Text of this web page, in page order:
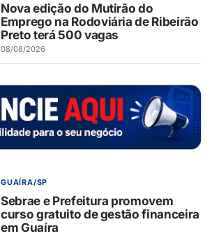
Nova edição do Mutirão do
Emprego na Rodoviária de Ribeirão
Preto terá 500 vagas
08/08/2026
GUAÍRA/SP
Sebrae e Prefeitura promovem
curso gratuito de gestão financeira
em Guaíra